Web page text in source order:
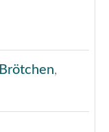
Brötchen,